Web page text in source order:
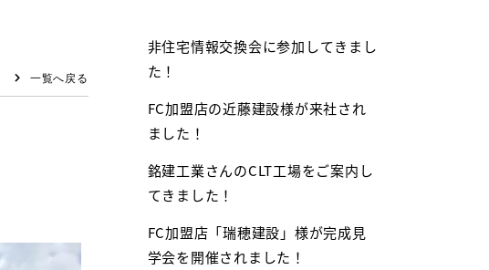
一覧へ戻る
非住宅情報交換会に参加してきまし
た！
FC加盟店の近藤建設様が来社され
ました！
銘建工業さんのCLT工場をご案内し
てきました！
FC加盟店「瑞穂建設」様が完成見
学会を開催されました！